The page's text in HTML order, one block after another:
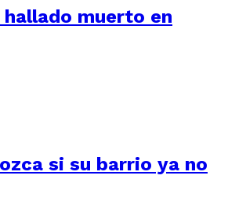
muerto en
si su barrio ya no